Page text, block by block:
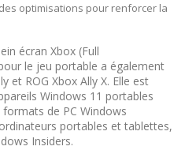
optimisations pour renforcer la
écran Xbox (Full
le jeu portable a également
et ROG Xbox Ally X. Elle est
Windows 11 portables
de PC Windows
portables et tablettes,
Insiders.